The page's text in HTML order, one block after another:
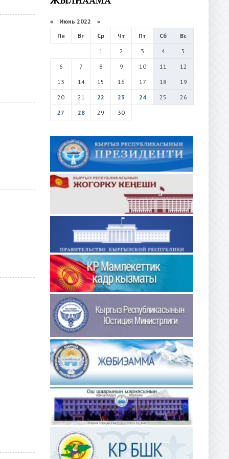
« Июнь 2022 »
Пн
Вт Ср Чт Пт Сб
Вс
1
2 3 4
5
6
7 8 9 10 11
12
13
14 15 16 17 18
19
20
21 22 23 24 25
26
27
28 29 30